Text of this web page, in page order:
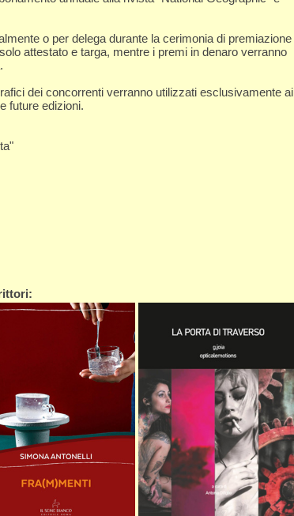
o per delega durante la cerimonia di premiazione
attestato e targa, mentre i premi in denaro verranno
dei concorrenti verranno utilizzati esclusivamente ai
future edizioni.